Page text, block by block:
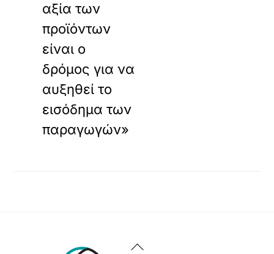
αξία των
προϊόντων
είναι ο
δρόμος για να
αυξηθεί το
εισόδημα των
παραγωγών»
Back